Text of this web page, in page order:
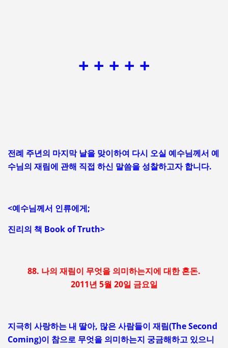
+ + + + +
전례 주년의 마지막 날을 맞이하여 다시 오실 예수님께서 예
수님의 재림에 관해 직접 하신 말씀을 성찰하고자 합니다.
<예수님께서 인류에게;
진리의 책 Book of Truth>
88. 나의 재림이 무엇을 의미하는지에 대한 혼돈.
2011년 5월 20일 금요일
지극히 사랑하는 내 딸아, 많은 사람들이 재림(The Second
Coming)이 참으로 무엇을 의미하는지 궁금해하고 있으니